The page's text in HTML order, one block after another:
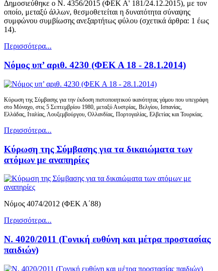
Δημοσιεύθηκε ο Ν. 4356/2015 (ΦΕΚ Α' 181/24.12.2015), με τον
οποίο, μεταξύ άλλων, θεσμοθετείται η δυνατότητα σύναψης
συμφώνου συμβίωσης ανεξαρτήτως φύλου (σχετικά άρθρα: 1 έως
14).
Περισσότερα...
Νόμος υπ’ αριθ. 4230 (ΦΕΚ Α 18 - 28.1.2014)
Κύρωση της Σύμβασης για την έκδοση πιστοποιητικού ικανότητας γάμου που υπεγράφη
στο Μόναχο, στις 5 Σεπτεμβρίου 1980, μεταξύ Αυστρίας, Βελγίου, Ισπανίας,
Ελλάδας, Ιταλίας, Λουξεμβούργου, Ολλανδίας, Πορτογαλίας, Ελβετίας και Τουρκίας.
Περισσότερα...
Κύρωση της Σύμβασης για τα δικαιώματα των
ατόμων με αναπηρίες
Νόμος 4074/2012 (ΦΕΚ Α΄88)
Περισσότερα...
Ν. 4020/2011 (Γονική ευθύνη και μέτρα προστασίας
παιδιών)